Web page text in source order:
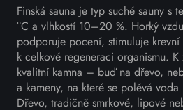
Finská sauna je typ suché sauny s
°C a vlhkostí 10–20 %. Horký
podporuje pocení, stimuluje krevní
k celkové regeneraci organismu.
kvalitní kamna – buď na dřevo,
a kameny, na které se polévá voda
Dřevo, tradičně smrkové, lipové